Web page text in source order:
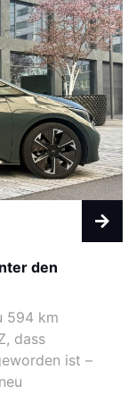
den
594 km
dass
ist –